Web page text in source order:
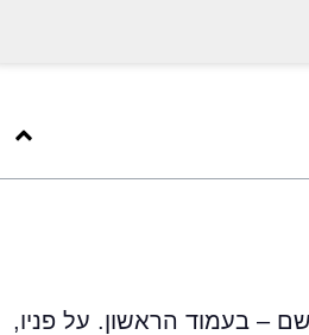
– בעמוד הראשון. על פניו,